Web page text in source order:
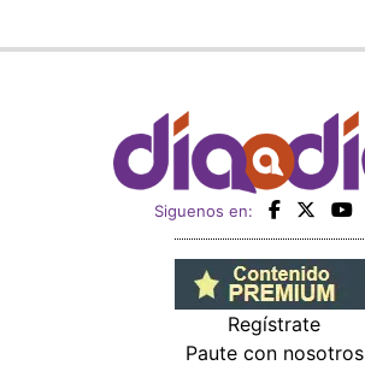
Siguenos en:
Regístrate
Paute con nosotros